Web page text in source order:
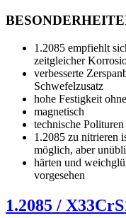
1.2085 empfiehlt
zeitgleicher
verbesserte
Schwefelzusatz
hohe Festigkeit
magnetisch
technische
1.2085 zu nitrieren
möglich, aber
härten und
vorgesehen
1.2085 /